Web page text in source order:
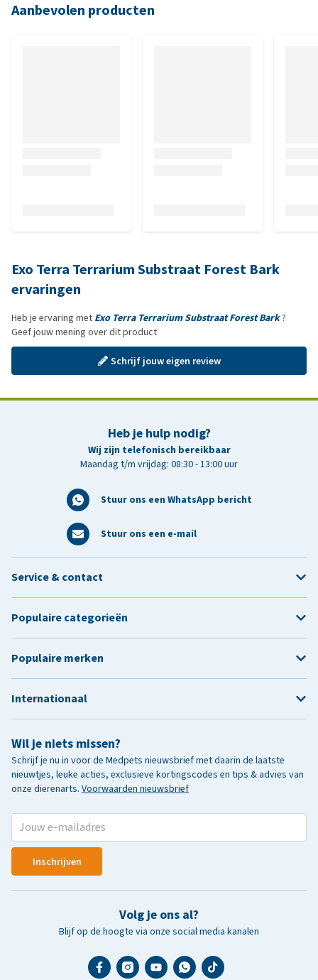
Aanbevolen producten
Exo Terra Terrarium Substraat Forest Bark
ervaringen
Heb je ervaring met Exo Terra Terrarium Substraat Forest Bark?
Geef jouw mening over dit product
Schrijf jouw eigen review
Heb je hulp nodig?
Wij zijn telefonisch bereikbaar
Maandag t/m vrijdag: 08:30 - 13:00 uur
Stuur ons een WhatsApp bericht
Stuur ons een e-mail
Wil je niets missen?
Schrijf je nu in voor de Medpets nieuwsbrief met daarin de laatste
nieuwtjes, leuke acties, exclusieve kortingscodes en tips & advies van
onze dierenarts. Voorwaarden nieuwsbrief
Inschrijven
Volg je ons al?
Blijf op de hoogte via onze social media kanalen
Service & contact
Populaire categorieën
Populaire merken
Internationaal